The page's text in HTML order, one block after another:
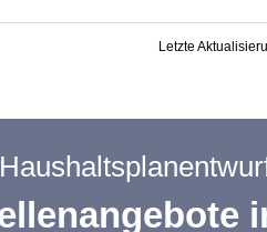
Letzte